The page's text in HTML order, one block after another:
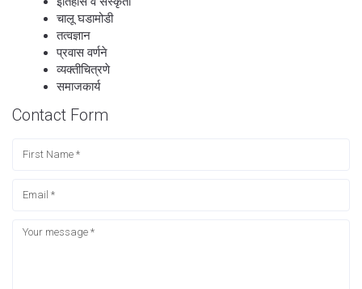
चालू घडामोडी
तत्वज्ञान
प्रवास वर्णने
व्यक्तीचित्रणे
समाजकार्य
Contact Form